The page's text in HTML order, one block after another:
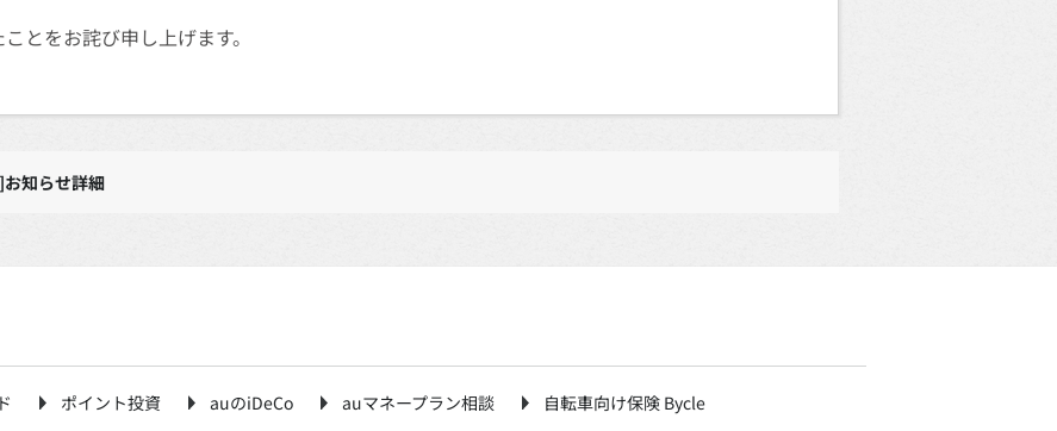
とをお詫び申し上げます。
知らせ詳細
ポイント投資 auのiDeCo auマネープラン相談
自転車向け保険 Bycle